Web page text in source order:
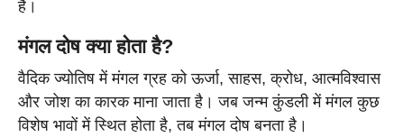
है।
मंगल दोष क्या होता है?
वैदिक ज्योतिष में मंगल ग्रह को ऊर्जा, साहस, क्रोध, आत्मविश्वास
और जोश का कारक माना जाता है। जब जन्म कुंडली में मंगल कुछ
विशेष भावों में स्थित होता है, तब मंगल दोष बनता है।